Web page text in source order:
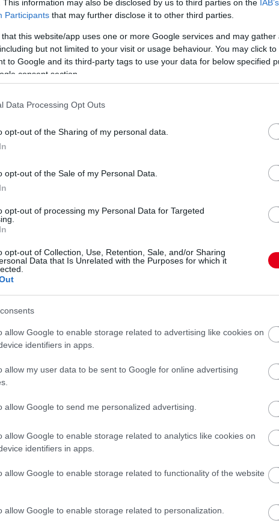
This information may also be disclosed by us to third parties on the
Participants that may further disclose it to other third parties.
that this website/app uses one or more Google services and may gather
but not limited to your visit or usage behaviour. You may click
to Google and its third-party tags to use your data for below specified
consent section.
Data Processing Opt Outs
opt-out of the Sharing of my personal data.
opt-out of the Sale of my Personal Data.
opt-out of processing my Personal Data for Targeted
opt-out of Collection, Use, Retention, Sale, and/or Sharing
Data that Is Unrelated with the Purposes for which it
allow Google to enable storage related to advertising like cookies on
identifiers in apps.
allow my user data to be sent to Google for online advertising
allow Google to send me personalized advertising.
allow Google to enable storage related to analytics like cookies on
identifiers in apps.
allow Google to enable storage related to functionality of the website
allow Google to enable storage related to personalization.
az alábbi gombokkal:
Él a McLaren vb-
reménye: „Ha úgy
mint a
Még 80 kilóval
FIA
többet hozott Las
Vegasban, mint a
kételkedett
Antonelliben